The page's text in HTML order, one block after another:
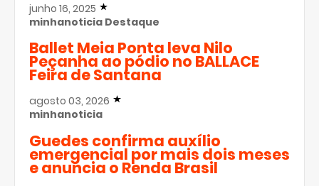
junho 16, 2025
minhanoticia Destaque
Ballet Meia Ponta leva Nilo
Peçanha ao pódio no BALLACE
Feira de Santana
agosto 03, 2026
minhanoticia
Guedes confirma auxílio
emergencial por mais dois meses
e anuncia o Renda Brasil